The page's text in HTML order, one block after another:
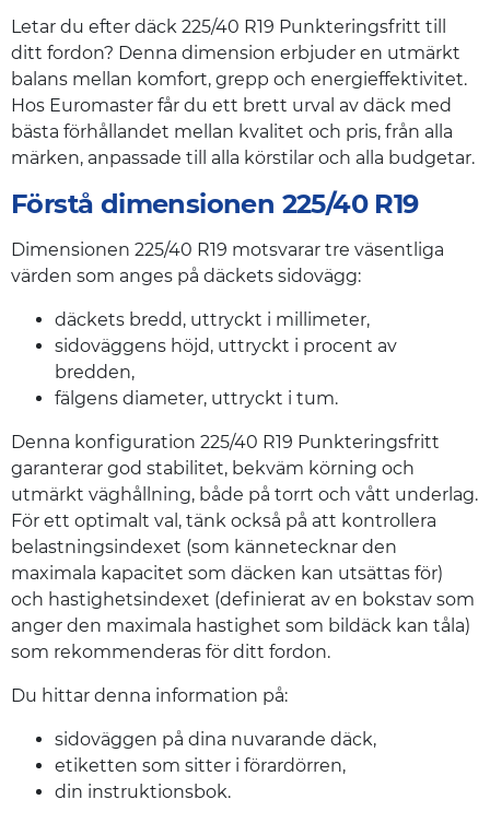
Letar du efter däck 225/40 R19 Punkteringsfritt till
ditt fordon? Denna dimension erbjuder en utmärkt
balans mellan komfort, grepp och energieffektivitet.
Hos Euromaster får du ett brett urval av däck med
bästa förhållandet mellan kvalitet och pris, från alla
märken, anpassade till alla körstilar och alla budgetar.
Förstå dimensionen 225/40 R19
Dimensionen 225/40 R19 motsvarar tre väsentliga
värden som anges på däckets sidovägg:
däckets bredd, uttryckt i millimeter,
sidoväggens höjd, uttryckt i procent av
bredden,
fälgens diameter, uttryckt i tum.
Denna konfiguration 225/40 R19 Punkteringsfritt
garanterar god stabilitet, bekväm körning och
utmärkt väghållning, både på torrt och vått underlag.
För ett optimalt val, tänk också på att kontrollera
belastningsindexet (som kännetecknar den
maximala kapacitet som däcken kan utsättas för)
och hastighetsindexet (definierat av en bokstav som
anger den maximala hastighet som bildäck kan tåla)
som rekommenderas för ditt fordon.
Du hittar denna information på:
sidoväggen på dina nuvarande däck,
etiketten som sitter i förardörren,
din instruktionsbok.